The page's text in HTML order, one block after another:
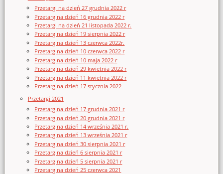
Przetargi na dzień 27 grudnia 2022 r
Przetarg na dzień 16 grudnia 2022 r
Przetargi na dzień 21 listopada 2022 r.
Przetarg na dzień 19 sierpnia 2022 r
Przetarg na dzień 13 czerwca 2022r.
Przetarg na dzień 10 czerwca 2022 r
Przetarg na dzień 10 maja 2022 r
Przetarg na dzień 29 kwietnia 2022 r
Przetarg na dzień 11 kwietnia 2022 r
Przetarg na dzień 17 stycznia 2022
Przetargi 2021
Przetarg na dzień 17 grudnia 2021 r
Przetarg na dzień 20 grudnia 2021 r
Przetarg na dzień 14 września 2021 r.
Przetarg na dzień 13 września 2021 r
Przetarg na dzień 30 sierpnia 2021 r
Przetarg na dzień 6 sierpnia 2021 r
Przetarg na dzień 5 sierpnia 2021 r
Przetarg na dzień 25 czerwca 2021